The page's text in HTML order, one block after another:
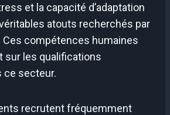
et la capacité d’adaptation
atouts recherchés par
Ces compétences humaines
sur les qualifications
ce secteur.
recrutent fréquemment